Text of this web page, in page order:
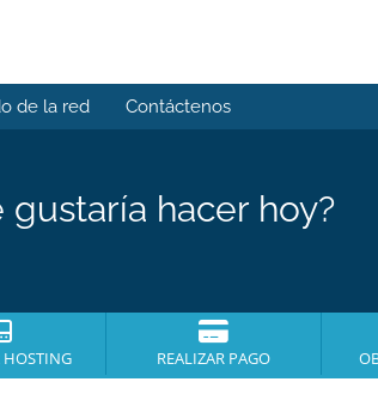
de la red Contáctenos
gustaría hacer hoy?
HOSTING REALIZAR PAGO